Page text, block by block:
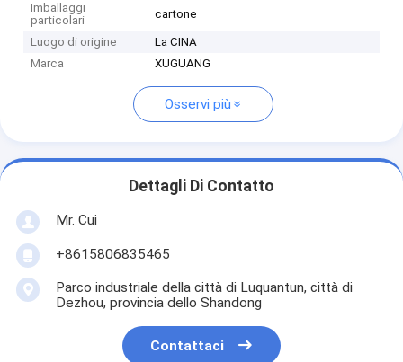
Imballaggi
particolari
cartone
Luogo di origine
La CINA
Marca
XUGUANG
Osservi più
Dettagli Di Contatto
Mr. Cui
+8615806835465
Parco industriale della città di Luquantun, città di
Dezhou, provincia dello Shandong
Contattaci